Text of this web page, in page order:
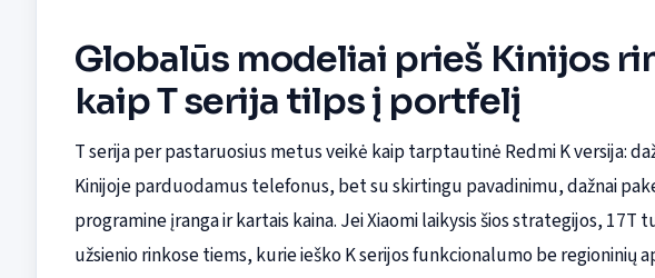
Globalūs modeliai prieš Kinijos
kaip T serija tilps į portfelį
T serija per pastaruosius metus veikė kaip tarptautinė Redmi K versija:
Kinijoje parduodamus telefonus, bet su skirtingu pavadinimu, dažnai
programine įranga ir kartais kaina. Jei Xiaomi laikysis šios strategijos,
užsienio rinkose tiems, kurie ieško K serijos funkcionalumo be regioninių